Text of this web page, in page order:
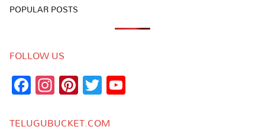
POPULAR POSTS
FOLLOW US
Facebook
Instagram
Pinterest
Twitter
TELUGUBUCKET.COM